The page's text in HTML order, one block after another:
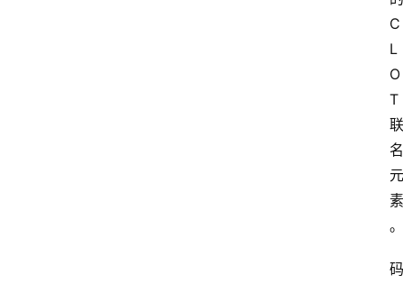
C
L
O
T
联
名
元
素
。
码